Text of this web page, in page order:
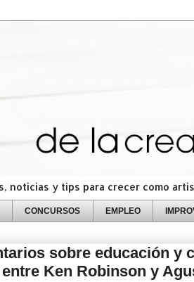
noticias y tips para crecer como
CONCURSOS EMPLEO
sobre educación y
Ken Robinson y